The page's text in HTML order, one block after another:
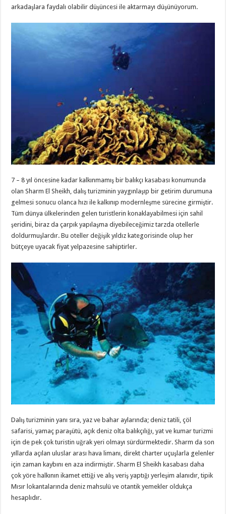
arkadaşlara faydalı olabilir düşüncesi ile aktarmayı düşünüyorum.
7 – 8 yıl öncesine kadar kalkınmamış bir balıkçı kasabası konumunda
olan Sharm El Sheikh, dalış turizminin yaygınlaşıp bir getirim durumuna
gelmesi sonucu olanca hızı ile kalkınıp modernleşme sürecine girmiştir.
Tüm dünya ülkelerinden gelen turistlerin konaklayabilmesi için sahil
şeridini, biraz da çarpık yapılaşma diyebileceğimiz tarzda otellerle
doldurmuşlardır. Bu oteller değişik yıldız kategorisinde olup her
bütçeye uyacak fiyat yelpazesine sahiptirler.
Dalış turizminin yanı sıra, yaz ve bahar aylarında; deniz tatili, çöl
safarisi, yamaç paraşütü, açık deniz olta balıkçılığı, yat ve kumar turizmi
için de pek çok turistin uğrak yeri olmayı sürdürmektedir. Sharm da son
yıllarda açılan uluslar arası hava limanı, direkt charter uçuşlarla gelenler
için zaman kaybını en aza indirmiştir. Sharm El Sheikh kasabası daha
çok yöre halkının ikamet ettiği ve alış veriş yaptığı yerleşim alanıdır, tipik
Mısır lokantalarında deniz mahsulü ve otantik yemekler oldukça
hesaplıdır.